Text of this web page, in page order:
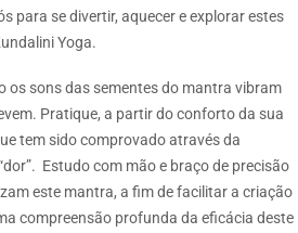
para se divertir, aquecer e explorar estes
Yoga.
os sons das sementes do mantra vibram
Pratique, a partir do conforto da sua
tem sido comprovado através da
Estudo com mão e braço de precisão
este mantra, a fim de facilitar a criação
compreensão profunda da eficácia deste